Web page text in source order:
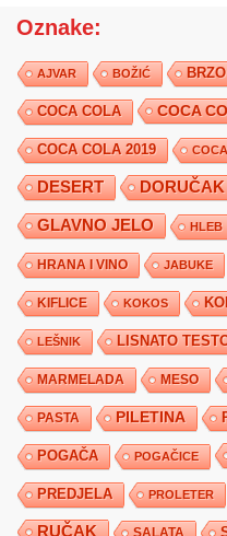
Oznake:
AJVAR BOŽIĆ BRZO
COCA COLA COCA
COCA COLA 2019
DESERT DORUČAK
GLAVNO JELO HLEB
HRANA I VINO JABUKE
KIFLICE KOKOS
LEŠNIK LISNATO
MARMELADA MESO
PASTA PILETINA
POGAČA POGAČICE
PREDJELA PROLETER
RUČAK SALATA